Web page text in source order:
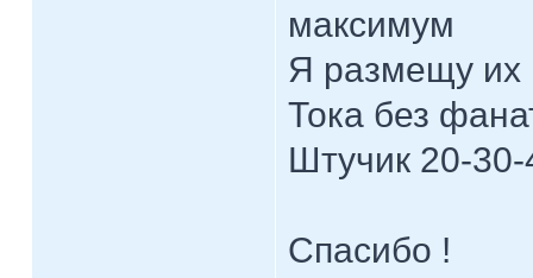
максимум
Я размещу их
Тока без
Штучик 20-
Спасибо !